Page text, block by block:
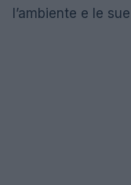
l’ambiente e le